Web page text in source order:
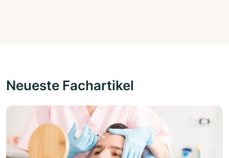
Neueste Fachartikel